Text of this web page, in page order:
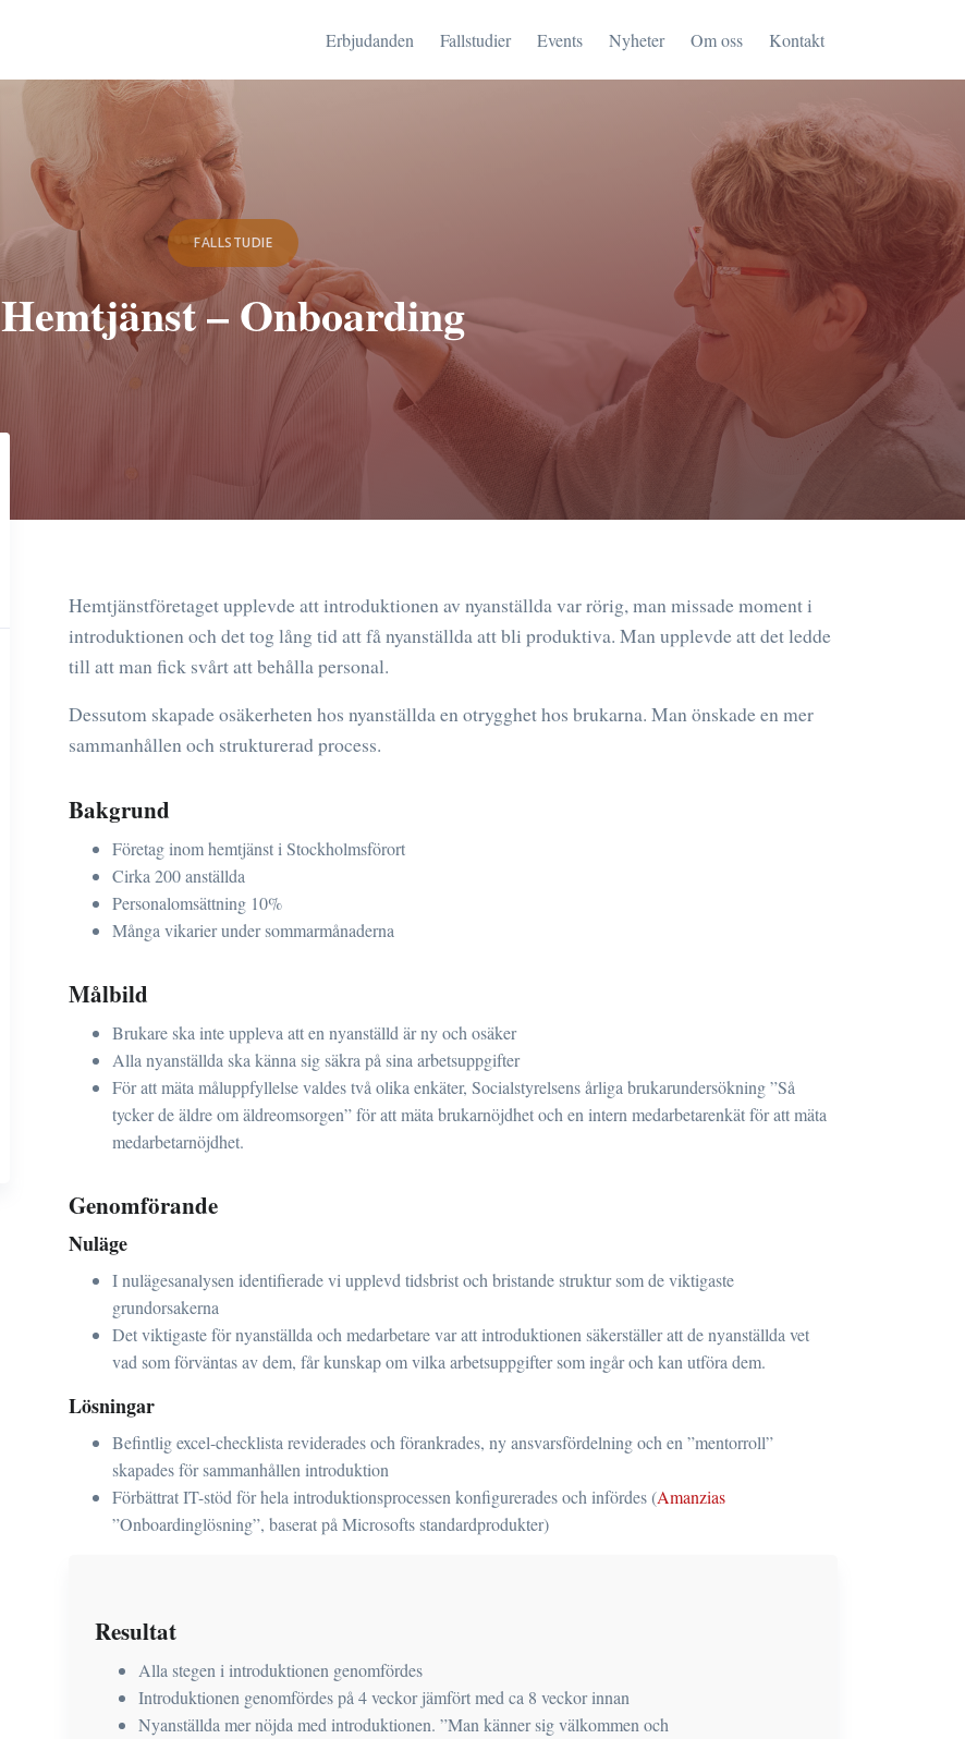
Erbjudanden Fallstudier Events Nyheter Om oss Kontakt
FALLSTUDIE
Hemtjänst – Onboarding
Hemtjänstföretaget upplevde att introduktionen av nyanställda var rörig, man missade moment i
introduktionen och det tog lång tid att få nyanställda att bli produktiva. Man upplevde att det ledde
till att man fick svårt att behålla personal.
Dessutom skapade osäkerheten hos nyanställda en otrygghet hos brukarna. Man önskade en mer
sammanhållen och strukturerad process.
Bakgrund
Företag inom hemtjänst i Stockholmsförort
Cirka 200 anställda
Personalomsättning 10%
Många vikarier under sommarmånaderna
Målbild
Brukare ska inte uppleva att en nyanställd är ny och osäker
Alla nyanställda ska känna sig säkra på sina arbetsuppgifter
För att mäta måluppfyllelse valdes två olika enkäter, Socialstyrelsens årliga brukarundersökning ”Så
tycker de äldre om äldreomsorgen” för att mäta brukarnöjdhet och en intern medarbetarenkät för att mäta
medarbetarnöjdhet.
Genomförande
Nuläge
I nulägesanalysen identifierade vi upplevd tidsbrist och bristande struktur som de viktigaste
grundorsakerna
Det viktigaste för nyanställda och medarbetare var att introduktionen säkerställer att de nyanställda vet
vad som förväntas av dem, får kunskap om vilka arbetsuppgifter som ingår och kan utföra dem.
Lösningar
Befintlig excel-checklista reviderades och förankrades, ny ansvarsfördelning och en ”mentorroll”
skapades för sammanhållen introduktion
Förbättrat IT-stöd för hela introduktionsprocessen konfigurerades och infördes (Amanzias
”Onboardinglösning”, baserat på Microsofts standardprodukter)
Resultat
Alla stegen i introduktionen genomfördes
Introduktionen genomfördes på 4 veckor jämfört med ca 8 veckor innan
Nyanställda mer nöjda med introduktionen. ”Man känner sig välkommen och